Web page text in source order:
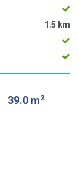
1.5 km
39.0 m2